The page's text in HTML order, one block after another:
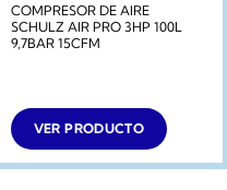
COMPRESOR DE AIRE
SCHULZ AIR PRO 3HP 100L
9,7BAR 15CFM
VER PRODUCTO